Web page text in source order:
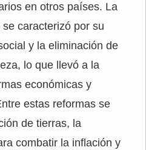
en otros países. La
caracterizó por su
y la eliminación de
lo que llevó a la
económicas y
estas reformas se
de tierras, la
combatir la inflación y